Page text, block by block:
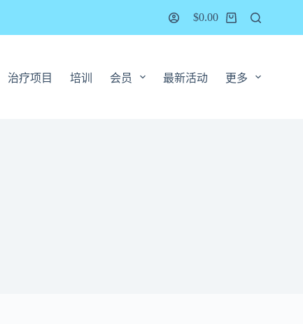
$0.00
治疗项目 培训 会员 最新活动 更多